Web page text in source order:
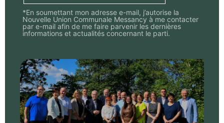
*En soumettant mon adresse e-mail, j’autorise la
Nouvelle Union Communale Messancy à me contacter
par e-mail afin de me faire parvenir les dernières
informations et actualités concernant le parti.